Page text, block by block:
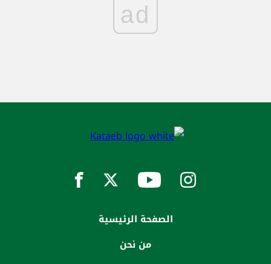
ad
الصفحة الرئيسية
من نحن